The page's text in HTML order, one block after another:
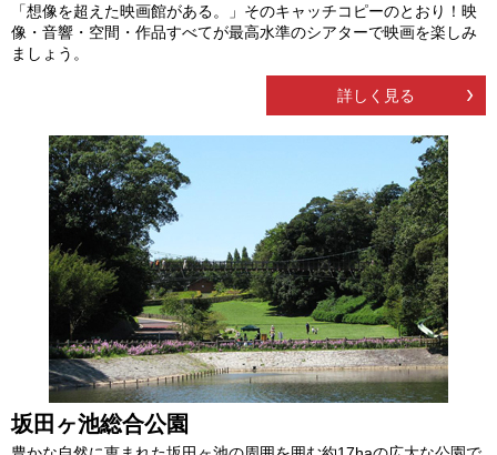
「想像を超えた映画館がある。」そのキャッチコピーのとおり！映
像・音響・空間・作品すべてが最高水準のシアターで映画を楽しみ
ましょう。
詳しく見る
坂田ヶ池総合公園